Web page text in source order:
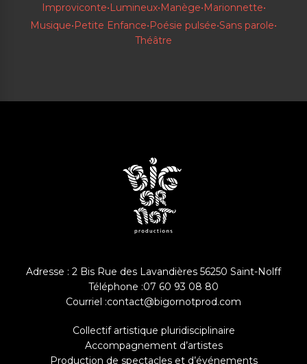
Improviconte•Lumineux•Manège•Marionnette•
Musique•Petite Enfance•Poésie pulsée•Sans parole•
Théâtre
Adresse : 2 Bis Rue des Lavandières 56250 Saint-Nolff
Téléphone :07 60 93 08 80
Courriel :contact@bigornotprod.com
Collectif artistique pluridisciplinaire
Accompagnement d’artistes
Production de spectacles et d’événements